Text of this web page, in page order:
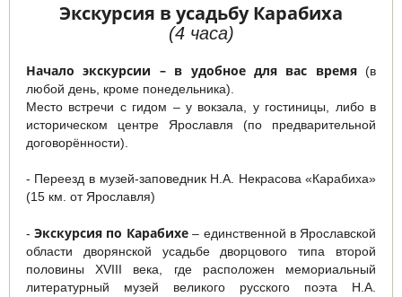
Экскурсия в усадьбу Карабиха
(4 часа)
Начало экскурсии – в удобное для вас время(в
любой день, кроме понедельника).
Место встречи с гидом – у вокзала, у гостиницы, либо в
историческом центре Ярославля (по предварительной
договорённости).
- Переезд в музей-заповедник Н.А. Некрасова «Карабиха»
(15 км. от Ярославля)
-Экскурсия по Карабихе– единственной в Ярославской
области дворянской усадьбе дворцового типа второй
половины XVIII века, где расположен мемориальный
литературный музей великого русского поэта Н.А.